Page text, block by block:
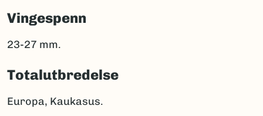
Vingespenn
23-27 mm.
Totalutbredelse
Europa, Kaukasus.